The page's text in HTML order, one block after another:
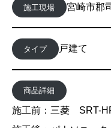
施工現場 宮崎市郡
タイプ 戸建て
商品詳細
施工前：三菱 SRT-